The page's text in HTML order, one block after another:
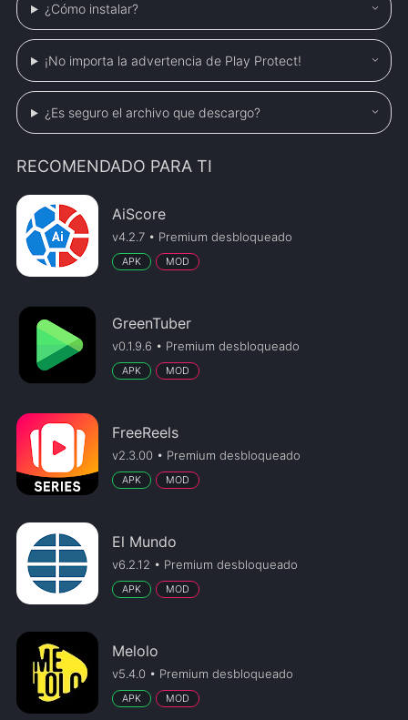
¿Cómo instalar?
¡No importa la advertencia de Play Protect!
¿Es seguro el archivo que descargo?
RECOMENDADO PARA TI
AiScore
v4.2.7 • Premium desbloqueado
APK MOD
GreenTuber
v0.1.9.6 • Premium desbloqueado
APK MOD
FreeReels
v2.3.00 • Premium desbloqueado
APK MOD
El Mundo
v6.2.12 • Premium desbloqueado
APK MOD
Melolo
v5.4.0 • Premium desbloqueado
APK MOD